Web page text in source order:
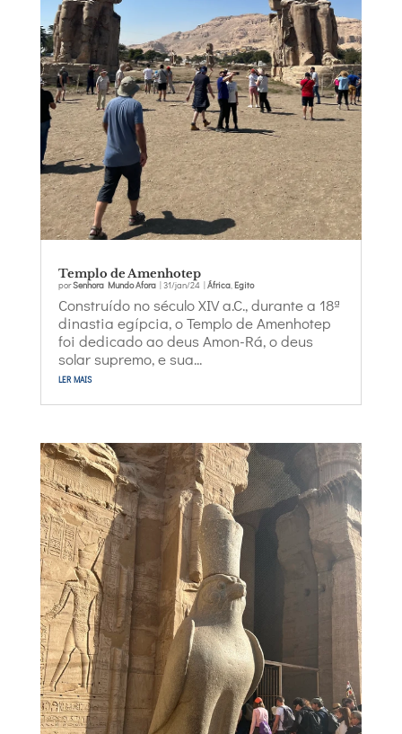
Templo de Amenhotep
porSenhora Mundo Afora| 31/jan/24| África, Egito
Construído no século XIV a.C., durante a 18ª
dinastia egípcia, o Templo de Amenhotep
foi dedicado ao deus Amon-Rá, o deus
solar supremo, e sua...
ler mais